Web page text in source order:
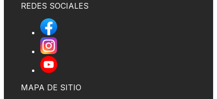
REDES SOCIALES
MAPA DE SITIO